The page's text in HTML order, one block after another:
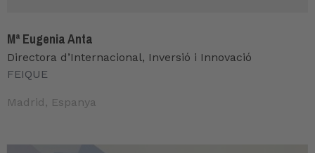
Mª Eugenia Anta
Directora d’Internacional, Inversió i Innovació
FEIQUE
Madrid, Espanya